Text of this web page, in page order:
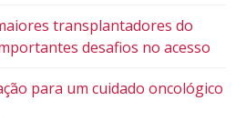
transplantadores do
desafios no acesso
para um cuidado oncológico